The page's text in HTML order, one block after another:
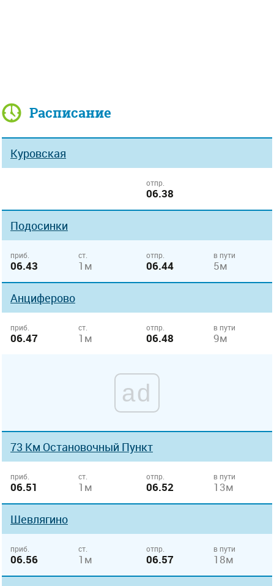
Расписание
Куровская
отпр.
06.38
Подосинки
приб.
06.43
ст.
1м
отпр.
06.44
в пути
5м
Анциферово
приб.
06.47
ст.
1м
отпр.
06.48
в пути
9м
ad
73 Км Остановочный Пункт
приб.
06.51
ст.
1м
отпр.
06.52
в пути
13м
Шевлягино
приб.
06.56
ст.
1м
отпр.
06.57
в пути
18м